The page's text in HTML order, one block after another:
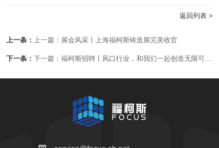
返回列表 >
上一条： 上一篇：展会风采丨上海福柯斯铸造展完美收官
下一条：下一篇：福柯斯招聘丨风口行业，和我们一起创造无限可能！